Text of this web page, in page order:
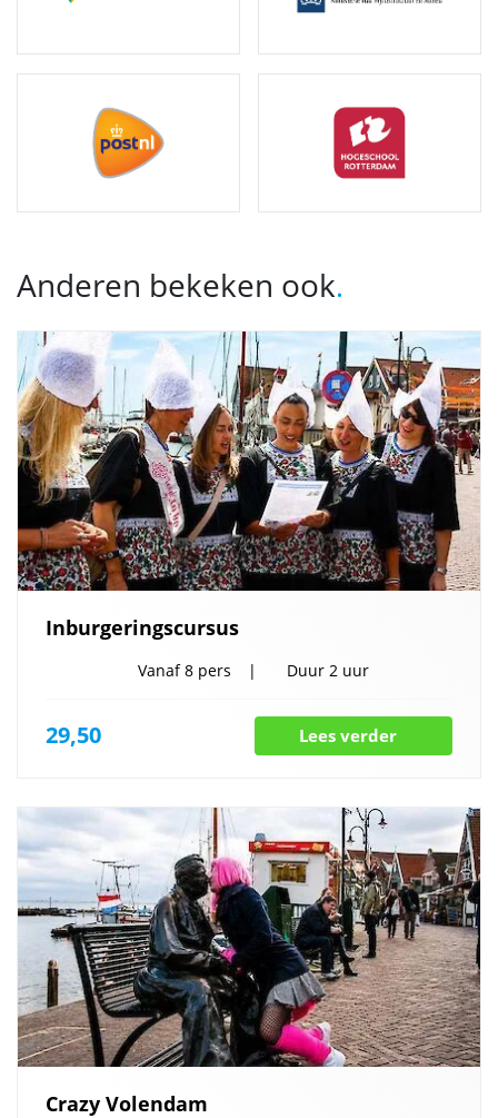
Anderen bekeken ook.
Inburgeringscursus
Vanaf8 pers Duur 2 uur
29,50 Lees verder
Crazy Volendam